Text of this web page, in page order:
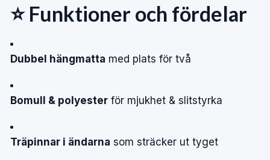
⭐ Funktioner och fördelar
Dubbel hängmatta med plats för två
Bomull & polyester för mjukhet & slitstyrka
Träpinnar i ändarna som sträcker ut tyget